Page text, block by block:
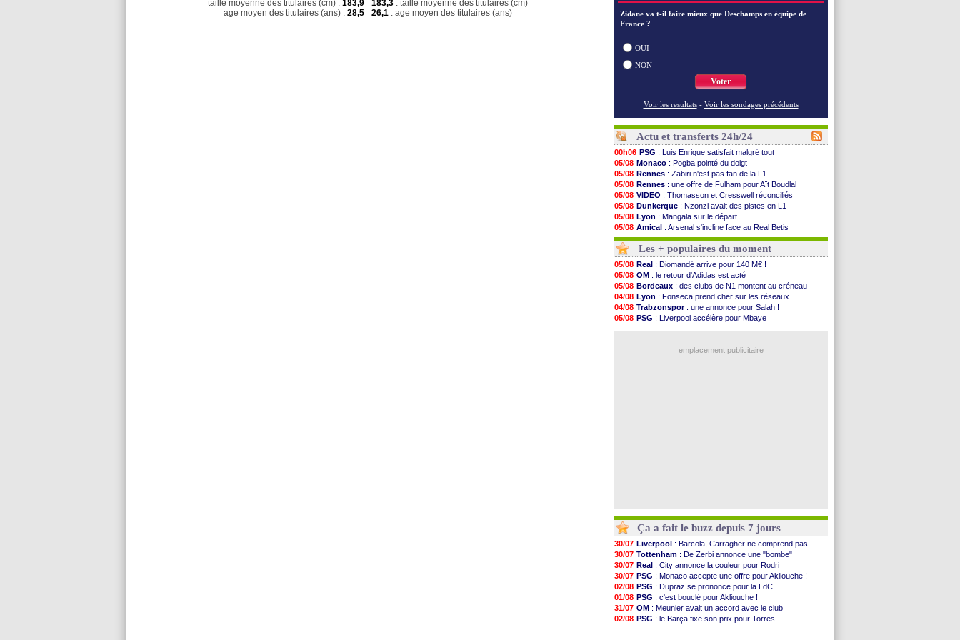
taille moyenne des titulaires (cm) : 183,9
age moyen des titulaires (ans) : 28,5
183,3 : taille moyenne des titulaires (cm)
26,1 : age moyen des titulaires (ans)
Zidane va t-il faire mieux que Deschamps en équipe de
France ?
OUI
NON
Voter
Voir les resultats - Voir les sondages précédents
Actu et transferts 24h/24
00h06 PSG : Luis Enrique satisfait malgré tout
05/08 Monaco : Pogba pointé du doigt
05/08 Rennes : Zabiri n'est pas fan de la L1
05/08 Rennes : une offre de Fulham pour Aït Boudlal
05/08 VIDEO : Thomasson et Cresswell réconciliés
05/08 Dunkerque : Nzonzi avait des pistes en L1
05/08 Lyon : Mangala sur le départ
05/08 Amical : Arsenal s'incline face au Real Betis
05/08 Amical: lourde défaite pour le PSG
05/08
Man City: Maresca flou pour Reijnders
05/08 LdC: Fenerbahçe prend une belle option
05/08 Al-Diriyah: Mbemba arrive libre (officiel)
05/08 Atletico: le plan d'Alvarez à son retour
05/08 Amical: premier succès pour Brest
05/08 VIDEO: le joli but de Greenwood avec le Fener !
05/08 CdM 2030: une promesse d'Infantino au Maroc ...
05/08 PSG : la compo pour le premier match amical
: l'OM domine Al-Shahaniya
Les + populaires du moment
05/08 Real : Diomandé arrive pour 140 M€ !
05/08 OM : le retour d'Adidas est acté
05/08 Bordeaux : des clubs de N1 montent au créneau
04/08 Lyon : Fonseca prend cher sur les réseaux
04/08 Trabzonspor : une annonce pour Salah !
05/08 PSG : Liverpool accélère pour Mbaye
emplacement publicitaire
Ça a fait le buzz depuis 7 jours
30/07 Liverpool : Barcola, Carragher ne comprend pas
30/07 Tottenham : De Zerbi annonce une "bombe"
30/07 Real : City annonce la couleur pour Rodri
30/07 PSG : Monaco accepte une offre pour Akliouche !
02/08 PSG : Dupraz se prononce pour la LdC
01/08 PSG : c'est bouclé pour Akliouche !
31/07 OM : Meunier avait un accord avec le club
02/08 PSG : le Barça fixe son prix pour Torres